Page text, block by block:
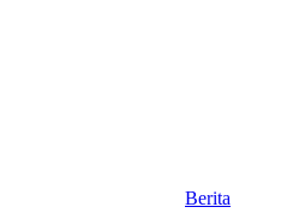
Berita